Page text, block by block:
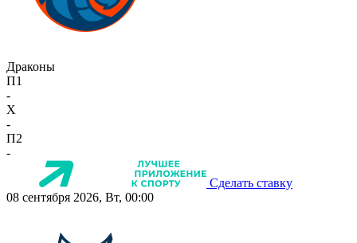
Драконы
П1
-
X
-
П2
-
Сделать ставку
08 сентября 2026, Вт, 00:00